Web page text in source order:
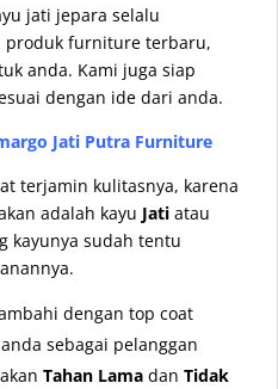
jati jepara selalu
produk furniture terbaru,
anda. Kami juga siap
dengan ide dari anda.
Jati Putra Furniture
terjamin kulitasnya, karena
adalah kayu Jati atau
kayunya sudah tentu
dengan top coat
sebagai pelanggan
Tahan Lama dan Tidak